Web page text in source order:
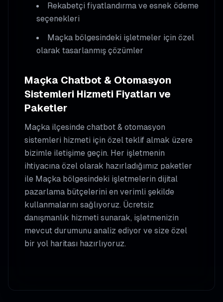
Rekabetçi fiyatlandırma ve esnek ödeme
seçenekleri
Maçka bölgesindeki işletmeler için özel
olarak tasarlanmış çözümler
Maçka Chatbot & Otomasyon
Sistemleri Hizmeti Fiyatları ve
Paketler
Maçka ilçesindechatbot & otomasyon
sistemleri hizmeti için özel teklif almak üzere
bizimle iletişime geçin. Her işletmenin
ihtiyacına özel olarak hazırladığımız paketler
ile Maçka bölgesindeki işletmelerin dijital
pazarlama bütçelerini en verimli şekilde
kullanmalarını sağlıyoruz. Ücretsiz
danışmanlık hizmeti sunarak, işletmenizin
mevcut durumunu analiz ediyor ve size özel
bir yol haritası hazırlıyoruz.